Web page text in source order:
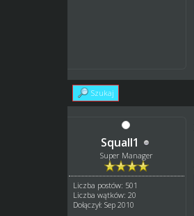
Szukaj
Squall1
Super Manager
Liczba postów: 501
Liczba wątków: 20
Dołączył: Sep 2010